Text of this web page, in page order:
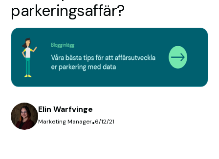
parkeringsaffär?
Elin Warfvinge
Marketing Manager•6/12/21